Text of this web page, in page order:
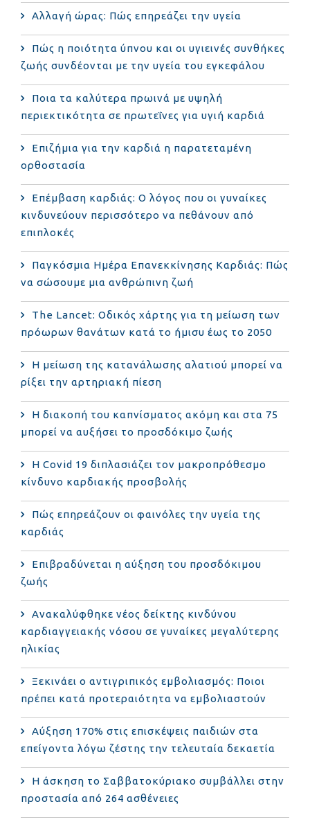
Αλλαγή ώρας: Πώς επηρεάζει την υγεία
Πώς η ποιότητα ύπνου και οι υγιεινές συνθήκες
ζωής συνδέονται με την υγεία του εγκεφάλου
Ποια τα καλύτερα πρωινά με υψηλή
περιεκτικότητα σε πρωτεΐνες για υγιή καρδιά
Επιζήμια για την καρδιά η παρατεταμένη
ορθοστασία
Επέμβαση καρδιάς: Ο λόγος που οι γυναίκες
κινδυνεύουν περισσότερο να πεθάνουν από
επιπλοκές
Παγκόσμια Ημέρα Επανεκκίνησης Καρδιάς: Πώς
να σώσουμε μια ανθρώπινη ζωή
The Lancet: Οδικός χάρτης για τη μείωση των
πρόωρων θανάτων κατά το ήμισυ έως το 2050
Η μείωση της κατανάλωσης αλατιού μπορεί να
ρίξει την αρτηριακή πίεση
Η διακοπή του καπνίσματος ακόμη και στα 75
μπορεί να αυξήσει το προσδόκιμο ζωής
Η Covid 19 διπλασιάζει τον μακροπρόθεσμο
κίνδυνο καρδιακής προσβολής
Πώς επηρεάζουν οι φαινόλες την υγεία της
καρδιάς
Επιβραδύνεται η αύξηση του προσδόκιμου
ζωής
Ανακαλύφθηκε νέος δείκτης κινδύνου
καρδιαγγειακής νόσου σε γυναίκες μεγαλύτερης
ηλικίας
Ξεκινάει ο αντιγριπικός εμβολιασμός: Ποιοι
πρέπει κατά προτεραιότητα να εμβολιαστούν
Αύξηση 170% στις επισκέψεις παιδιών στα
επείγοντα λόγω ζέστης την τελευταία δεκαετία
Η άσκηση το Σαββατοκύριακο συμβάλλει στην
προστασία από 264 ασθένειες